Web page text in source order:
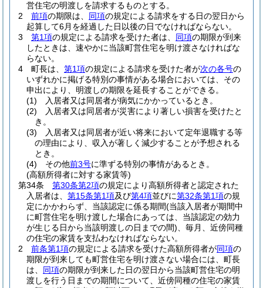
営住宅の明渡しを請求するものとする。
2
前項の期限は、 同項の規定による請求をする日の翌日から
起算して6月を経過した日以後の日でなければならない。
3
第1項の規定による請求を受けた者は、 同項の期限が到来
したときは、速やかに当該町営住宅を明け渡さなければな
らない。
4
町長は、 第1項の規定による請求を受けた者が次の各号の
いずれかに掲げる特別の事情がある場合においては、その
申出により、明渡しの期限を延長することができる。
(1)
入居者又は同居者が病気にかかっているとき。
(2)
入居者又は同居者が災害により著しい損害を受けたと
き。
(3)
入居者又は同居者が近い将来において定年退職する等
の理由により、収入が著しく減少することが予想される
とき。
(4)
その他前3号に準ずる特別の事情があるとき。
(高額所得者に対する家賃等)
第34条
第30条第2項の規定により高額所得者と認定された
入居者は、 第15条第1項及び第4項並びに第32条第1項の規
定にかかわらず、当該認定に係る期間(当該入居者が期間中
に町営住宅を明け渡した場合にあっては、当該認定の効力
が生じる日から当該明渡しの日までの間) 、毎月、近傍同種
の住宅の家賃を支払わなければならない。
2
前条第1項の規定による請求を受けた高額所得者が同項の
期限が到来しても町営住宅を明け渡さない場合には、町長
は、 同項の期限が到来した日の翌日から当該町営住宅の明
渡しを行う日までの期間について、近傍同種の住宅の家賃